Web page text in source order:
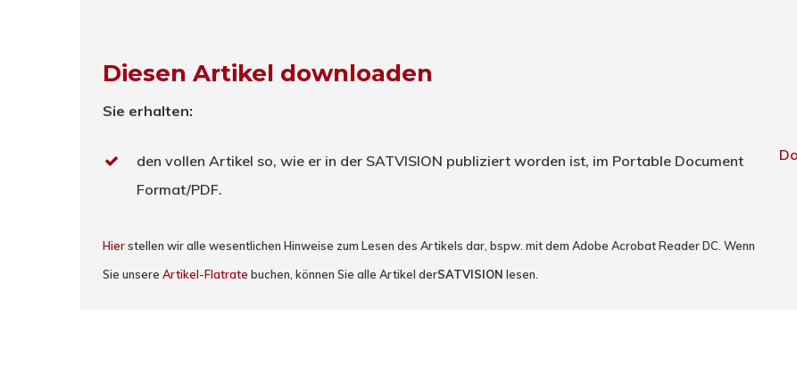
Diesen Artikel downloaden
Sie erhalten:
den vollen Artikel so, wie er in der SATVISION publiziert worden ist, im Portable Document
Format/PDF.
Hierstellen wir alle wesentlichen Hinweise zum Lesen des Artikels dar, bspw. mit dem Adobe Acrobat Reader DC. Wenn
Sie unsere Artikel-Flatrate buchen, können Sie alle Artikel derSATVISION lesen.